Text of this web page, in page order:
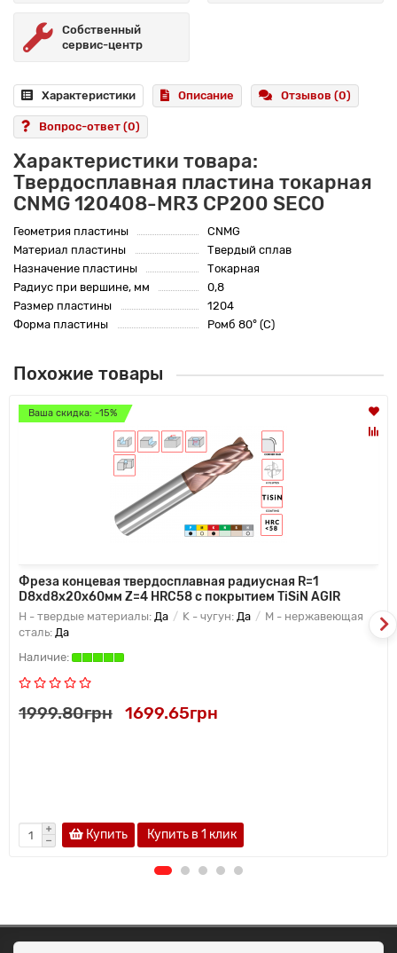
Собственный
сервис-центр
Характеристики Описание Отзывов (0)
Вопрос-ответ (0)
Характеристики товара:
Твердосплавная пластина токарная
CNMG 120408-MR3 CP200 SECO
Геометрия пластины
CNMG
Материал пластины
Твердый сплав
Назначение пластины
Токарная
Радиус при вершине, мм
0,8
Размер пластины
1204
Форма пластины
Ромб 80° (C)
Похожие товары
Ваша скидка: -15%
Фреза концевая твердосплавная радиусная R=1
D8xd8x20x60мм Z=4 HRC58 с покрытием TiSiN AGIR
H - твердые материалы: Да K - чугун: Да
M - нержавеющая
сталь: Да
1999.80грн 1699.65грн
Купить Купить в 1 клик
ОКЕАН ТРЕЙД